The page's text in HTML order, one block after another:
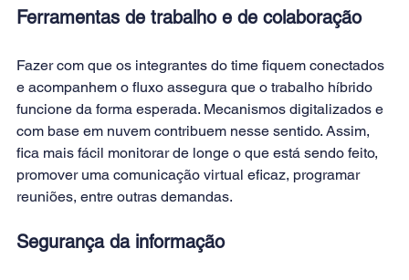
Ferramentas de trabalho e de colaboração
Fazer com que os integrantes do time fiquem conectados
e acompanhem o fluxo assegura que o trabalho híbrido
funcione da forma esperada. Mecanismos digitalizados e
com base em nuvem contribuem nesse sentido. Assim,
fica mais fácil monitorar de longe o que está sendo feito,
promover uma comunicação virtual eficaz, programar
reuniões, entre outras demandas.
Segurança da informação